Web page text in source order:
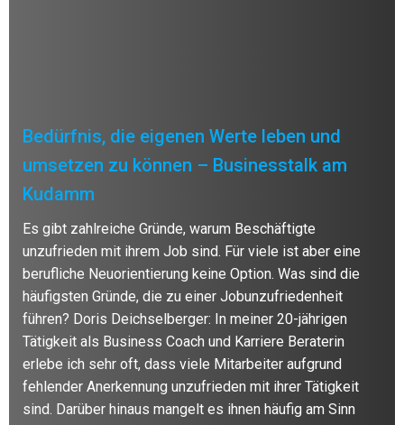
Bedürfnis, die eigenen Werte leben und
umsetzen zu können – Businesstalk am
Kudamm
Es gibt zahlreiche Gründe, warum Beschäftigte
unzufrieden mit ihrem Job sind. Für viele ist aber eine
berufliche Neuorientierung keine Option. Was sind die
häufigsten Gründe, die zu einer Jobunzufriedenheit
führen? Doris Deichselberger: In meiner 20-jährigen
Tätigkeit als Business Coach und Karriere Beraterin
erlebe ich sehr oft, dass viele Mitarbeiter aufgrund
fehlender Anerkennung unzufrieden mit ihrer Tätigkeit
sind. Darüber hinaus mangelt es ihnen häufig am Sinn